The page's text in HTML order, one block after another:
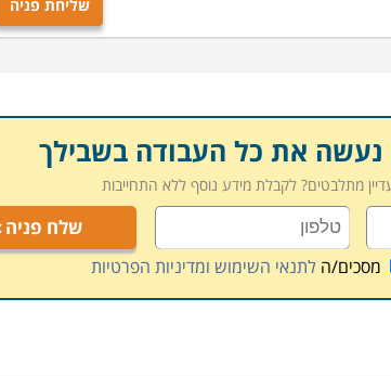
הקיימת.
שליחת פניה
נעשה את כל העבודה בשבילך
מתלבטים? לקבלת מידע נוסף ללא התחייבות
שלח פניה
מסכים/הלתנאי השימוש ומדיניות הפרטיות